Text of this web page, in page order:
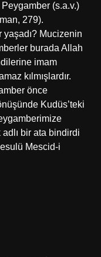
(s.a.v.)
279).
Mucizenin
burada Allah
imam
kılmışlardır.
önce
Kudüs’teki
bir ata bindirdi
Mescid-i